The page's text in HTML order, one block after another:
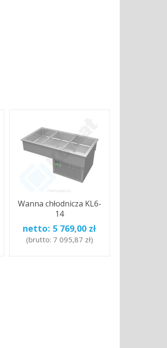
Wanna chłodnicza KL6-
14
netto: 5 769,00 zł
(brutto: 7 095,87 zł)